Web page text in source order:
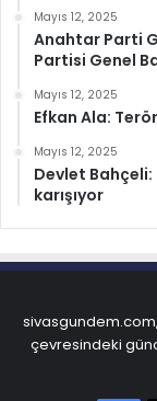
Mayıs 12, 2025
Anahtar Parti
Partisi Genel
Mayıs 12, 2025
Efkan Ala:
Mayıs 12, 2025
Devlet Bahçeli:
karışıyor
çevresindeki